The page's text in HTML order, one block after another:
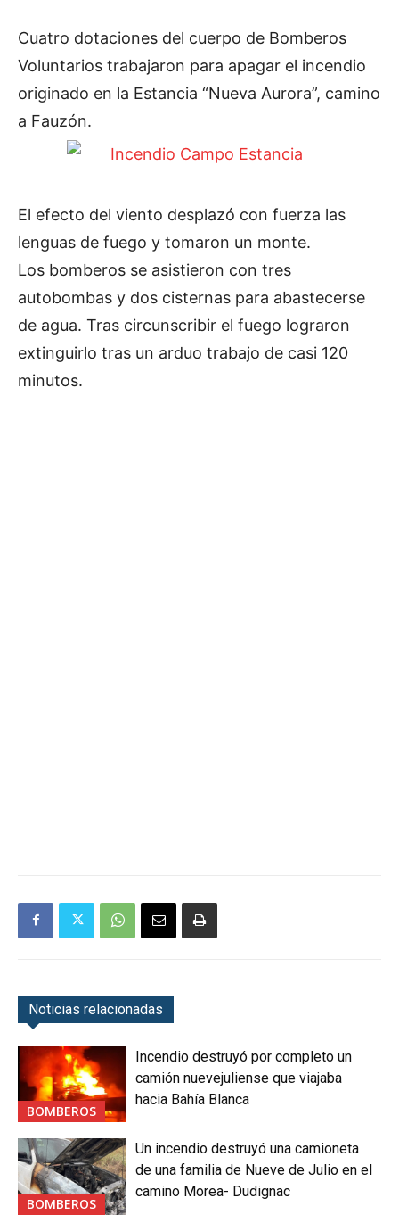
Cuatro dotaciones del cuerpo de Bomberos
Voluntarios trabajaron para apagar el incendio
originado en la Estancia “Nueva Aurora”, camino
a Fauzón.
El efecto del viento desplazó con fuerza las
lenguas de fuego y tomaron un monte.
Los bomberos se asistieron con tres
autobombas y dos cisternas para abastecerse
de agua. Tras circunscribir el fuego lograron
extinguirlo tras un arduo trabajo de casi 120
minutos.
Noticias relacionadas
BOMBEROS
Incendio destruyó por completo un
camión nuevejuliense que viajaba
hacia Bahía Blanca
BOMBEROS
Un incendio destruyó una camioneta
de una familia de Nueve de Julio en el
camino Morea- Dudignac